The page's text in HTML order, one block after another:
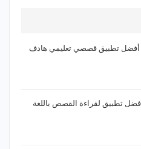
تطبيق قصصي تعليمي هادف
تطبيق لقراءة القصص باللغة